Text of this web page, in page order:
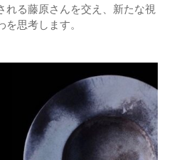
れる藤原さんを交え、新たな視
思考します。